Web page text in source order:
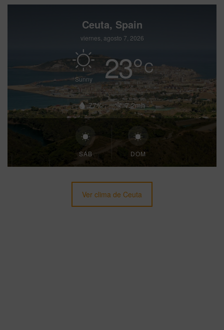
Ceuta, Spain
viernes, agosto 7, 2026
Sunny 23°C
77% 7.2mh
SÁB DOM
Ver clima de Ceuta